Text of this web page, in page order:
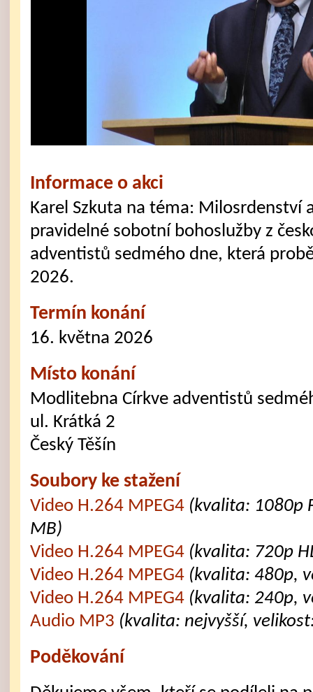
Informace o akci
Karel Szkuta na téma: Milosrdenství
pravidelné sobotní bohoslužby z
adventistů sedmého dne, která
2026.
Termín konání
16. května 2026
Místo konání
Modlitebna Církve adventistů
ul. Krátká 2
Český Těšín
Soubory ke stažení
Video H.264 MPEG4 (kvalita: 1080p
MB)
Video H.264 MPEG4 (kvalita: 720p
Video H.264 MPEG4 (kvalita: 480p,
Video H.264 MPEG4 (kvalita: 240p,
Audio MP3 (kvalita: nejvyšší,
Poděkování